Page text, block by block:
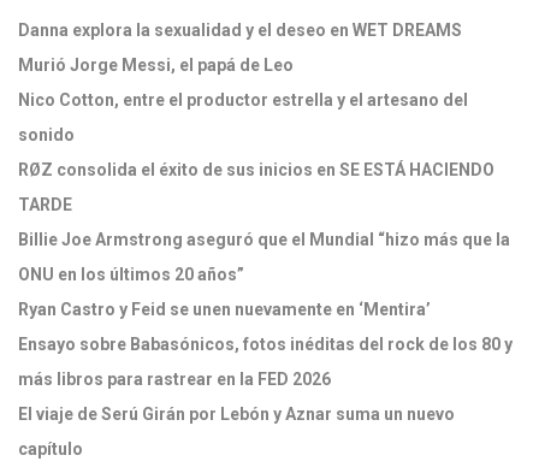
Danna explora la sexualidad y el deseo en WET DREAMS
Murió Jorge Messi, el papá de Leo
Nico Cotton, entre el productor estrella y el artesano del
sonido
RØZ consolida el éxito de sus inicios en SE ESTÁ HACIENDO
TARDE
Billie Joe Armstrong aseguró que el Mundial “hizo más que la
ONU en los últimos 20 años”
Ryan Castro y Feid se unen nuevamente en ‘Mentira’
Ensayo sobre Babasónicos, fotos inéditas del rock de los 80 y
más libros para rastrear en la FED 2026
El viaje de Serú Girán por Lebón y Aznar suma un nuevo
capítulo